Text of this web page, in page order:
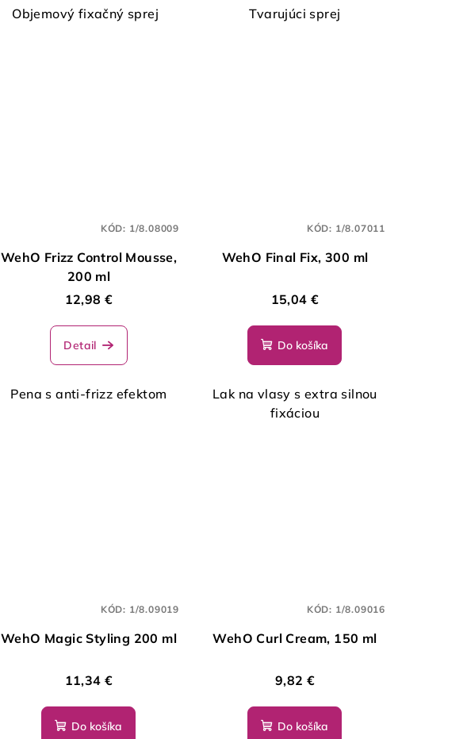
Objemový fixačný sprej Tvarujúci sprej
WehO Frizz Control Mousse,
200 ml
12,98 €
Detail
Pena s anti-frizz efektom
KÓD: 1/8.08009
WehO Final Fix, 300 ml
15,04 €
Do košíka
Lak na vlasy s extra silnou
fixáciou
KÓD: 1/8.07011
WehO Magic Styling 200 ml
11,34 €
Do košíka
KÓD: 1/8.09019
WehO Curl Cream, 150 ml
9,82 €
Do košíka
KÓD: 1/8.09016